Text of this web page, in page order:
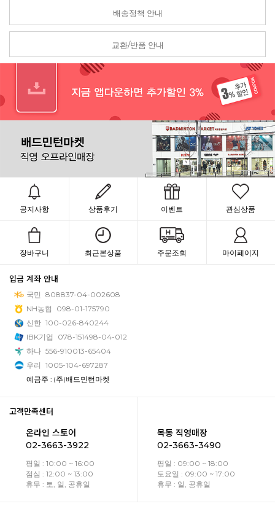
배송정책 안내
교환/반품 안내
공지사항 상품후기 이벤트 관심상품
장바구니 최근본상품 주문조회 마이페이지
입금 계좌 안내
국민 808837-04-002608
NH농협
098-01-175790
신한 100-026-840244
IBK기업
078-151498-04-012
하나 556-910013-65404
우리 1005-104-697287
예금주 : (주)배드민턴마켓
고객만족센터
온라인 스토어
02-3663-3922
평일 : 10:00 ~ 16:00
점심 : 12:00 ~ 13:00
휴무 : 토, 일, 공휴일
목동 직영매장
02-3663-3490
평일 : 09:00 ~ 18:00
토요일 : 09:00 ~ 17:00
휴무 : 일, 공휴일